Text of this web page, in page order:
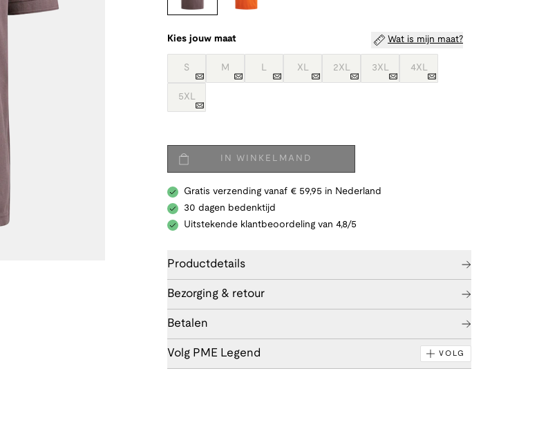
Kies jouw maat Wat is mijn maat?
S M L XL 2XL 3XL 4XL
5XL
IN WINKELMAND
Gratis verzending vanaf € 59,95 in Nederland
30 dagen bedenktijd
Uitstekende klantbeoordeling van 4,8/5
Productdetails
Bezorging & retour
Betalen
Volg PME Legend VOLG